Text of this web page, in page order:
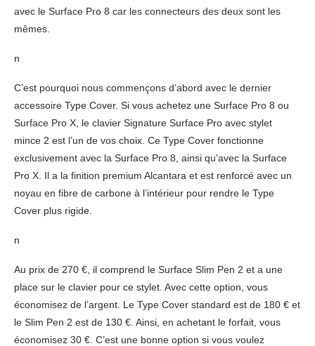
avec le Surface Pro 8 car les connecteurs des deux sont les
mêmes.
n
C’est pourquoi nous commençons d’abord avec le dernier
accessoire Type Cover. Si vous achetez une Surface Pro 8 ou
Surface Pro X, le clavier Signature Surface Pro avec stylet
mince 2 est l’un de vos choix. Ce Type Cover fonctionne
exclusivement avec la Surface Pro 8, ainsi qu’avec la Surface
Pro X. Il a la finition premium Alcantara et est renforcé avec un
noyau en fibre de carbone à l’intérieur pour rendre le Type
Cover plus rigide.
n
Au prix de 270 €, il comprend le Surface Slim Pen 2 et a une
place sur le clavier pour ce stylet. Avec cette option, vous
économisez de l’argent. Le Type Cover standard est de 180 € et
le Slim Pen 2 est de 130 €. Ainsi, en achetant le forfait, vous
économisez 30 €. C’est une bonne option si vous voulez